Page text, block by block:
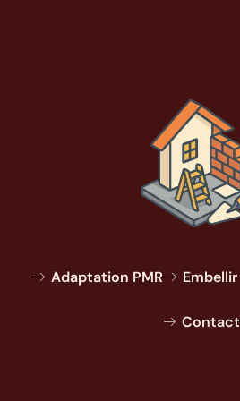
Adaptation PMR Embellir
Contact